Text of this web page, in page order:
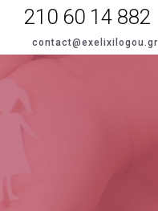
210 60 14 882
contact@exelixilogou.gr